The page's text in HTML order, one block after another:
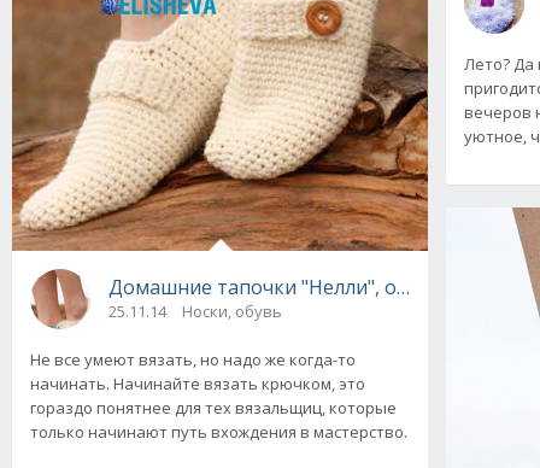
Домашние тапочки "Нелли", от Drops
25.11.14 Носки, обувь
Не все умеют вязать, но надо же когда-то
начинать. Начинайте вязать крючком, это
гораздо понятнее для тех вязальщиц, которые
только начинают путь вхождения в мастерство.
Лето? Да
вечеров
уютное,